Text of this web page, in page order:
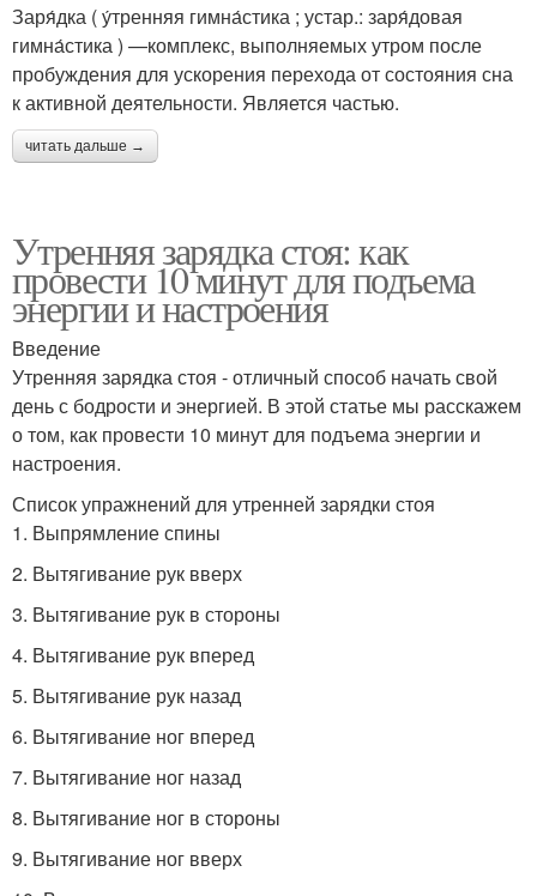
Заря́дка ( у́тренняя гимна́стика ; устар.: заря́довая
гимна́стика ) —комплекс, выполняемых утром после
пробуждения для ускорения перехода от состояния сна
к активной деятельности. Является частью.
читать дальше →
Утренняя зарядка стоя: как
провести 10 минут для подъема
энергии и настроения
Введение
Утренняя зарядка стоя - отличный способ начать свой
день с бодрости и энергией. В этой статье мы расскажем
о том, как провести 10 минут для подъема энергии и
настроения.
Список упражнений для утренней зарядки стоя
1. Выпрямление спины
2. Вытягивание рук вверх
3. Вытягивание рук в стороны
4. Вытягивание рук вперед
5. Вытягивание рук назад
6. Вытягивание ног вперед
7. Вытягивание ног назад
8. Вытягивание ног в стороны
9. Вытягивание ног вверх